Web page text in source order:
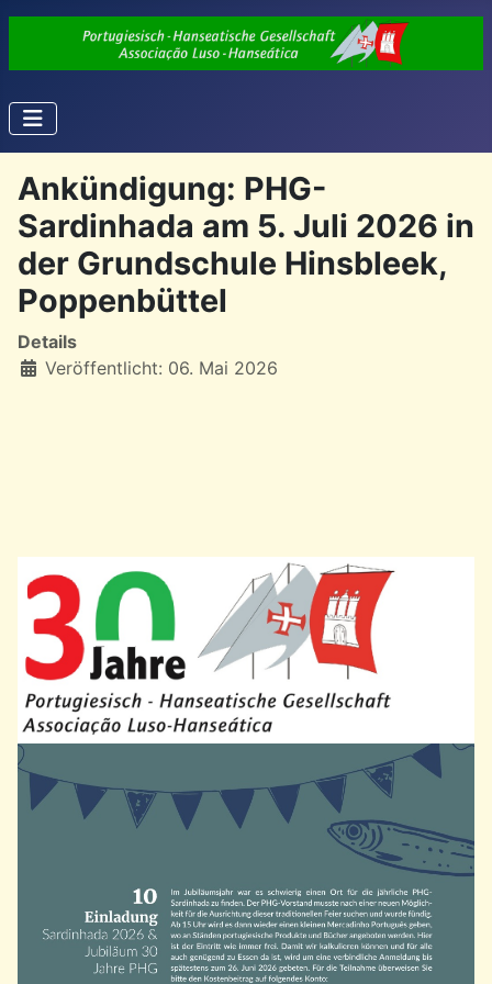
Ankündigung: PHG-
Sardinhada am 5. Juli 2026 in
der Grundschule Hinsbleek,
Poppenbüttel
Details
Veröffentlicht: 06. Mai 2026